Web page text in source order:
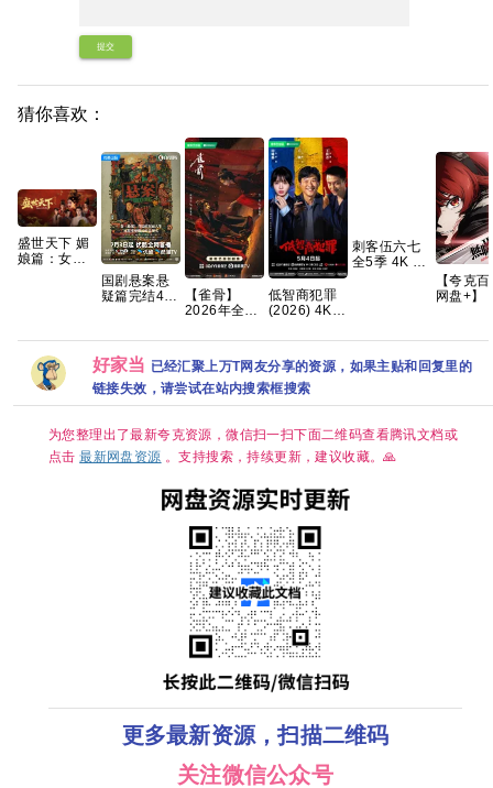
提交
猜你喜欢：
盛世天下 媚
娘篇：女王
国剧悬案悬
疑篇完结4K
集上线 王传
君江奇霖杨
烁主演
【雀骨】
2026年全网
集，1280P
国语中字，
艾米侯明昊
领衔，单集
300MB超清
享
低智商犯罪
(2026) 4K
[剧情/悬疑]
[王骁 田曦薇
王传君 董宝
石]
刺客伍六七
全5季 4K 国
【夸克
网盘+】
到了异世
就拿出真
事 开播2
好家当 已经汇聚上万T网友分享的资源，如果主贴和回复里的
链接失效，请尝试在站内搜索框搜索
为您整理出了最新夸克资源，微信扫一扫下面二维码查看腾讯文档或
点击最新网盘资源 。支持搜索，持续更新，建议收藏。🙏
更多最新资源，扫描二维码
关注微信公众号